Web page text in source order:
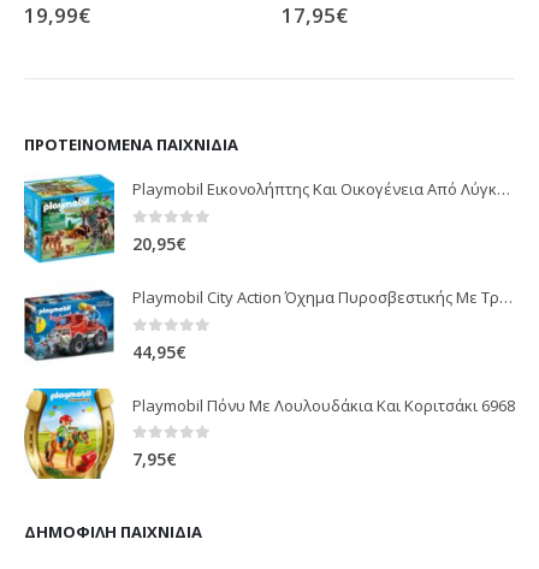
0 out of 5
19,99€ 0 out of 5
17,95€
ΠΡΟΤΕΙΝΌΜΕΝΑ ΠΑΙΧΝΊΔΙΑ
Playmobil Εικονολήπτης Και Οικογένεια Από Λύγκες 5561
0 out of 5
20,95€
Playmobil City Action Όχημα Πυροσβεστικής Με Τροχαλία Ρυμούλκησης 9466
44,95€
Playmobil Πόνυ Με Λουλουδάκια Και Κοριτσάκι 6968
0out of 5
7,95€
ΔΗΜΟΦΙΛΉ ΠΑΙΧΝΊΔΙΑ